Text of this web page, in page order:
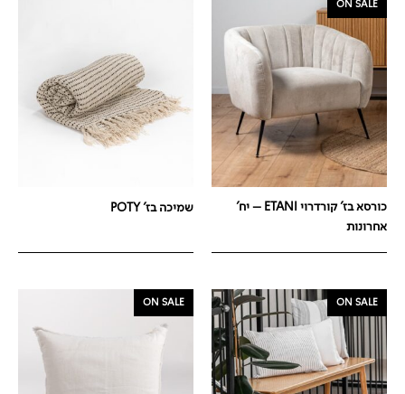
ON SALE
כורסא בז' קורדרוי ETANI – יח'
אחרונות
שמיכה בז' POTY
ON SALE
ON SALE